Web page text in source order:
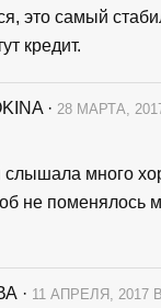
это самый
кредит.
· 28 МАРТА,
много
не поменялось
· 11 АПРЕЛЯ, 2017